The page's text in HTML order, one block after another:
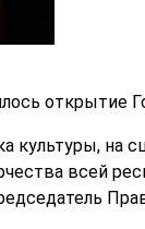
открытие
культуры, на
всей